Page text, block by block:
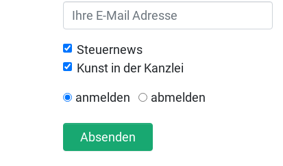
Steuernews
Kunst in der Kanzlei
anmelden abmelden
Absenden